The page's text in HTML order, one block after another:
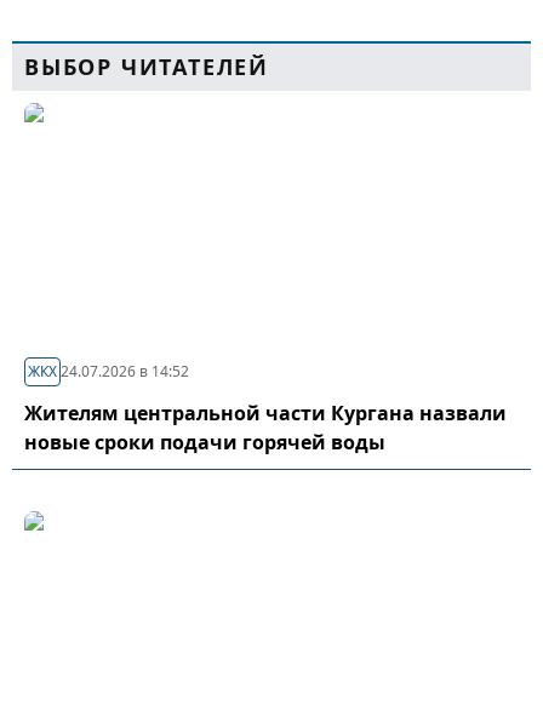
ВЫБОР ЧИТАТЕЛЕЙ
ЖКХ24.07.2026 в 14:52
Жителям центральной части Кургана назвали
новые сроки подачи горячей воды